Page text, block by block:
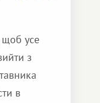
щоб усе
з
в